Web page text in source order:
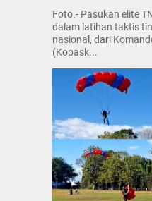
Foto.- Pasukan elite
dalam latihan taktis
nasional, dari
(Kopask...